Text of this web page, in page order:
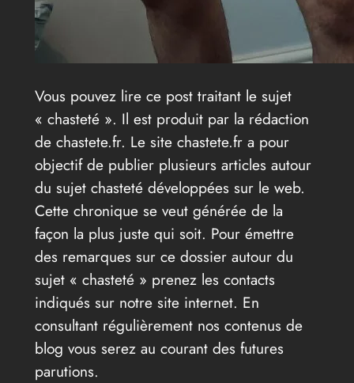
Vous pouvez lire ce post traitant le sujet
« chasteté ». Il est produit par la rédaction
de chastete.fr. Le site chastete.fr a pour
objectif de publier plusieurs articles autour
du sujet chasteté développées sur le web.
Cette chronique se veut générée de la
façon la plus juste qui soit. Pour émettre
des remarques sur ce dossier autour du
sujet « chasteté » prenez les contacts
indiqués sur notre site internet. En
consultant régulièrement nos contenus de
blog vous serez au courant des futures
parutions.